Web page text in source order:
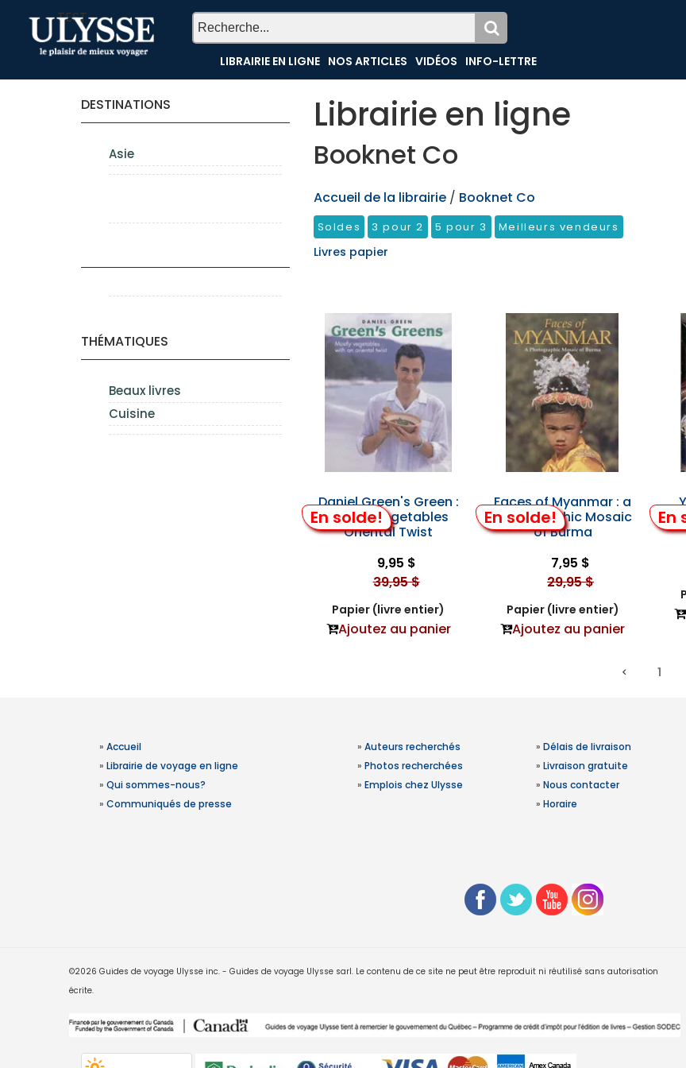
TEST
LIBRAIRIE EN LIGNE NOS ARTICLES VIDÉOS INFO-LETTRE
DESTINATIONS
Asie
THÉMATIQUES
Beaux livres
Cuisine
Librairie en ligne
Booknet Co
Accueil de la librairie / Booknet Co
Soldes 3 pour 2 5 pour 3 Meilleurs vendeurs
Livres papier
En solde!
Daniel Green's Green :
Mostly Vegetables
Oriental Twist
9,95 $
39,95 $
Papier (livre entier)
Ajoutez au panier
En solde!
Faces of Myanmar : a
Photographic Mosaic
of Burma
7,95 $
29,95 $
Papier (livre entier)
Ajoutez au panier
En
1
» Accueil
» Librairie de voyage en ligne
» Qui sommes-nous?
» Communiqués de presse
» Auteurs recherchés
» Photos recherchées
» Emplois chez Ulysse
» Délais de livraison
» Livraison gratuite
» Nous contacter
» Horaire
©2026 Guides de voyage Ulysse inc. - Guides de voyage Ulysse sarl. Le contenu de ce site ne peut être reproduit ni réutilisé sans autorisation
écrite.